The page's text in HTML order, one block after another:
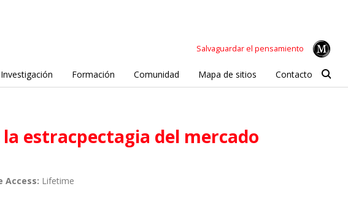
Salvaguardar el pensamiento
Investigación Formación Comunidad Mapa de sitios Contacto
la estracpectagia del mercado
Access: Lifetime